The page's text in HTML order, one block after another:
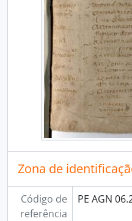
[Série]
[Série]
[Série]
[Série]
[Série]
[Série]
[Série]
[Série]
[Série]
[Série]
[Série]
[Série]
[Série]
[Série]
Zona de
Código de
referência
PE AGN